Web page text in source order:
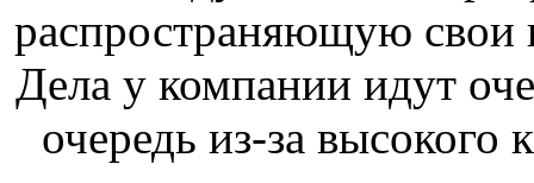
распространяющую свои
Дела у компании идут
очередь из-за высокого